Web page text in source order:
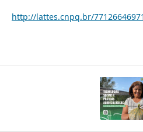
http://lattes.cnpq.br/